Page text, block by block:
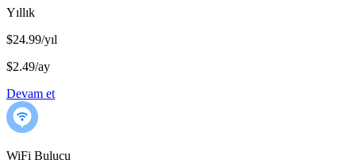
Yıllık
$24.99/yıl
$2.49/ay
Devam et
WiFi Bulucu